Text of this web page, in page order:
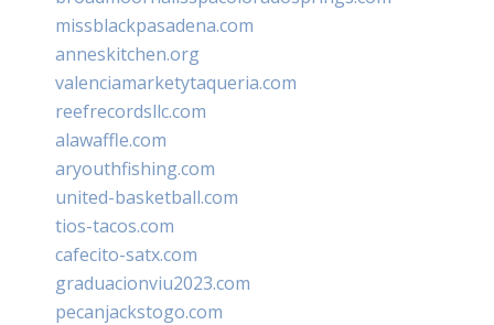
missblackpasadena.com
anneskitchen.org
valenciamarketytaqueria.com
reefrecordsllc.com
alawaffle.com
aryouthfishing.com
united-basketball.com
tios-tacos.com
cafecito-satx.com
graduacionviu2023.com
pecanjackstogo.com